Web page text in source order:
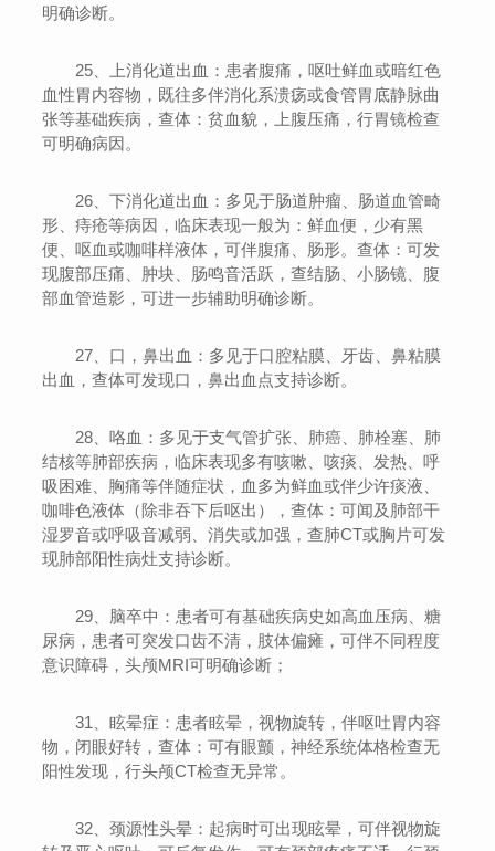
明确诊断。
25、上消化道出血：患者腹痛，呕吐鲜血或暗红色
血性胃内容物，既往多伴消化系溃疡或食管胃底静脉曲
张等基础疾病，查体：贫血貌，上腹压痛，行胃镜检查
可明确病因。
26、下消化道出血：多见于肠道肿瘤、肠道血管畸
形、痔疮等病因，临床表现一般为：鲜血便，少有黑
便、呕血或咖啡样液体，可伴腹痛、肠形。查体：可发
现腹部压痛、肿块、肠鸣音活跃，查结肠、小肠镜、腹
部血管造影，可进一步辅助明确诊断。
27、口，鼻出血：多见于口腔粘膜、牙齿、鼻粘膜
出血，查体可发现口，鼻出血点支持诊断。
28、咯血：多见于支气管扩张、肺癌、肺栓塞、肺
结核等肺部疾病，临床表现多有咳嗽、咳痰、发热、呼
吸困难、胸痛等伴随症状，血多为鲜血或伴少许痰液、
咖啡色液体（除非吞下后呕出），查体：可闻及肺部干
湿罗音或呼吸音减弱、消失或加强，查肺CT或胸片可发
现肺部阳性病灶支持诊断。
29、脑卒中：患者可有基础疾病史如高血压病、糖
尿病，患者可突发口齿不清，肢体偏瘫，可伴不同程度
意识障碍，头颅MRI可明确诊断；
31、眩晕症：患者眩晕，视物旋转，伴呕吐胃内容
物，闭眼好转，查体：可有眼颤，神经系统体格检查无
阳性发现，行头颅CT检查无异常。
32、颈源性头晕：起病时可出现眩晕，可伴视物旋